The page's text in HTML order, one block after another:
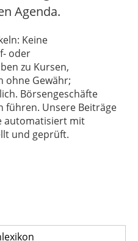
Agenda.
Keine
oder
zu Kursen,
ohne Gewähr;
Börsengeschäfte
führen. Unsere Beiträge
automatisiert mit
und geprüft.